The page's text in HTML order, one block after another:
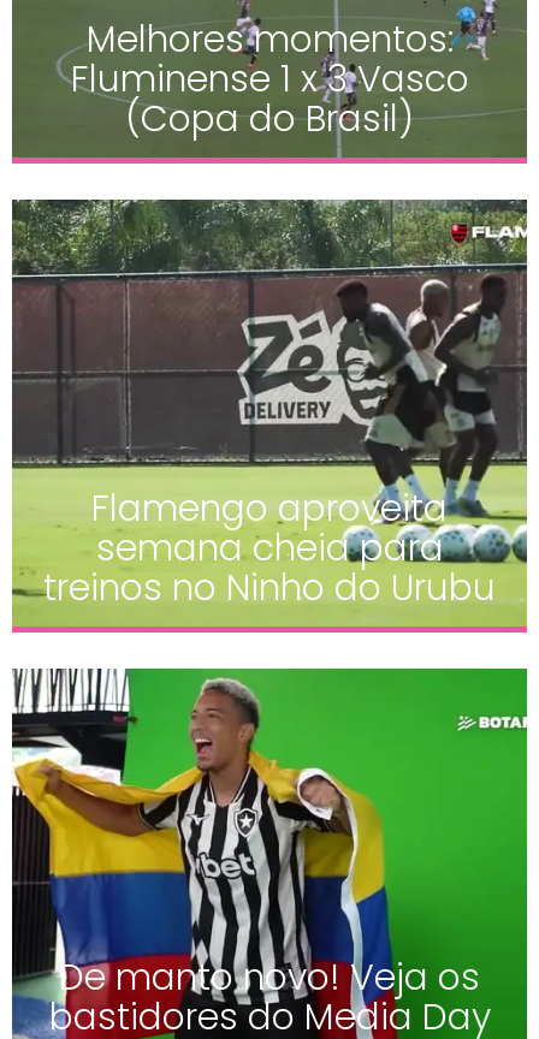
Melhores momentos:
Fluminense 1 x 3 Vasco
(Copa do Brasil)
Flamengo aproveita
semana cheia para
treinos no Ninho do Urubu
De manto novo! Veja os
bastidores do Media Day